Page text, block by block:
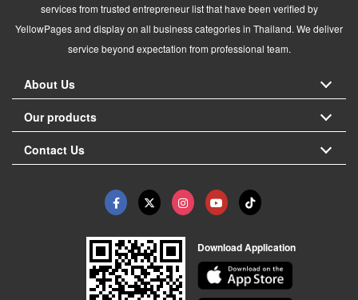
services from trusted entrepreneur list that have been verified by
YellowPages and display on all business categories in Thailand. We deliver
service beyond expectation from professional team.
About Us
Our products
Contact Us
Download Application